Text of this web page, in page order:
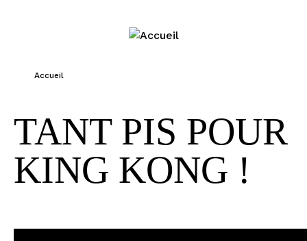
Accueil
TANT PIS POUR
KING KONG !